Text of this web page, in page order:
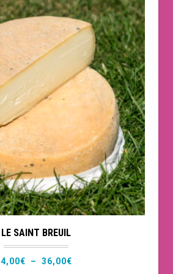
6,75€
plusieurs
variations.
Les
options
peuvent
être
choisies
la
page
du
produit
LE SAINT BREUIL
4,00€ – 36,00€Plage